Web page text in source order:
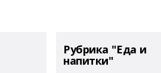
Рубрика "Еда и
напитки"